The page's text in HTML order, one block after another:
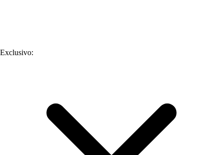
Exclusivo: